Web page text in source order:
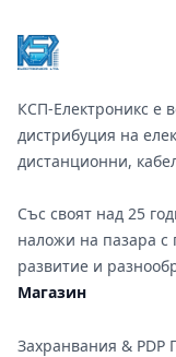
КСП-Електроникс е
дистрибуция на
дистанционни,
Със своят над 25
наложи на пазара
развитие и
Магазин
Захранвания & PDP